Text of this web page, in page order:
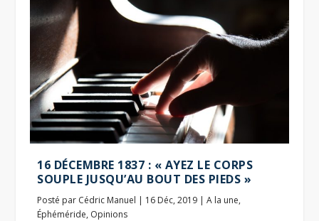
16 DÉCEMBRE 1837 : « AYEZ LE CORPS
SOUPLE JUSQU’AU BOUT DES PIEDS »
Posté par Cédric Manuel | 16 Déc, 2019 |A la une,
Éphéméride, Opinions